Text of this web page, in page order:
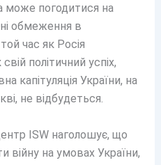
може погодитися на
обмеження в
час як Росія
політичний успіх,
капітуляція України, на
не відбудеться.
ISW наголошує, що
війну на умовах України,